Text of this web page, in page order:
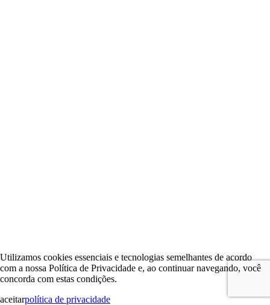
Utilizamos cookies essenciais e tecnologias semelhantes de acordo
com a nossa Política de Privacidade e, ao continuar navegando, você
concorda com estas condições.
aceitarpolítica de privacidade